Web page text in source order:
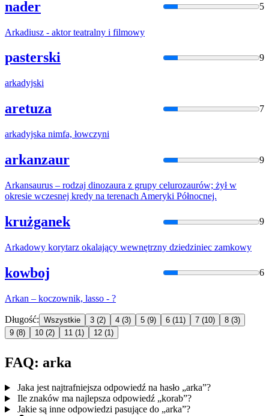
nader 5
Arkadiusz - aktor teatralny i filmowy
pasterski 9
arkadyjski
aretuza 7
arkadyjska nimfa, łowczyni
arkanzaur 9
Arkansaurus – rodzaj dinozaura z grupy celurozaurów; żył w
okresie wczesnej kredy na terenach Ameryki Północnej.
krużganek 9
Arkadowy korytarz okalający wewnętrzny dziedziniec zamkowy
kowboj 6
Arkan – koczownik, lasso - ?
Długość: Wszystkie 3 (2) 4 (3) 5 (9) 6 (11) 7 (10) 8 (3)
9 (8) 10 (2) 11 (1) 12 (1)
FAQ: arka
Jaka jest najtrafniejsza odpowiedź na hasło „arka”?
Ile znaków ma najlepsza odpowiedź „korab”?
Jakie są inne odpowiedzi pasujące do „arka”?